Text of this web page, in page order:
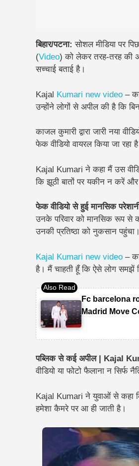
बिहार/पटना:सोशल मीडिया पर
(Video) को लेकर तरह-तरह की
सच्चाई बताई है।
Kajal Kumari new video –
उन्होंने लोगों से अपील की है कि
काजल कुमारी द्वारा जारी नया
फेक वीडियो वायरल किया जा रहा
Kajal Kumari ने कहामैं उस
कि झूठी बातों पर यकीन न करें और
फेक वीडियो से हुई मानसिक
उनके परिवार को मानसिक रूप से
उनकी प्रतिष्ठा को नुकसान पहुंचा।
Kajal Kumari new video –
है। मैं चाहती हूँ कि ऐसे लोग समझें
Fc barcelona
Madrid Move
पब्लिक से कई अपील | Kajal
वीडियो या फोटो फैलाना न सिर्फ
Kajal Kumari ने युवाओं से
हमेशा कैमरे पर आ ही जाती है।